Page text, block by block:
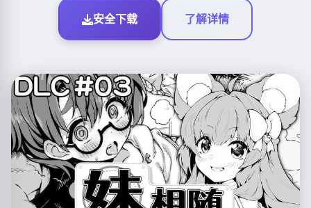
安全下载 了解详情